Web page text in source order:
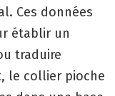
Ces données
établir un
traduire
le collier pioche